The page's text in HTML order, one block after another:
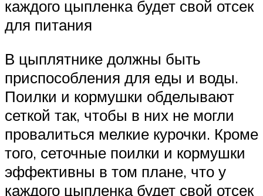
каждого цыпленка будет свой отсек
для питания
В цыплятнике должны быть
приспособления для еды и воды.
Поилки и кормушки обделывают
сеткой так, чтобы в них не могли
провалиться мелкие курочки. Кроме
того, сеточные поилки и кормушки
эффективны в том плане, что у
каждого цыпленка будет свой отсек